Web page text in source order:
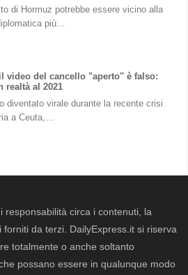
di Hormuz potrebbe essere vicino alla
più…
video del cancello "aperto" è falso:
realtà al 2021
diventato virale durante la recente crisi
a Ceuta,…
responsabilità circa i contenuti, la
da terzi. DailyExpress.it si riserva
totalmente o anche soltanto
possano essere in qualunque modo